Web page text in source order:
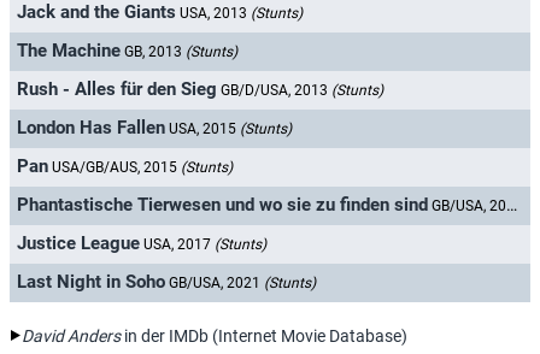
Jack and the Giants USA, 2013 (Stunts)
The Machine GB, 2013 (Stunts)
Rush - Alles für den Sieg GB/D/USA, 2013 (Stunts)
London Has Fallen USA, 2015 (Stunts)
Pan USA/GB/AUS, 2015 (Stunts)
Phantastische Tierwesen und wo sie zu finden sind GB/USA, 2016
Justice League USA, 2017 (Stunts)
Last Night in Soho GB/USA, 2021 (Stunts)
David Andersin der IMDb (Internet Movie Database)